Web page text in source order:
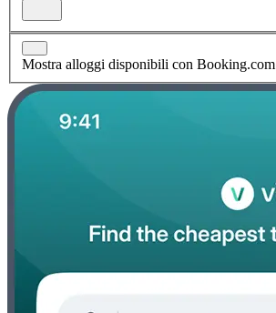
Mostra alloggi disponibili con Booking.com